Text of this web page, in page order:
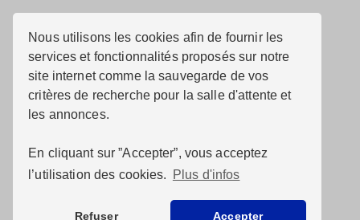
Nous utilisons les cookies afin de fournir les
services et fonctionnalités proposés sur notre
site internet comme la sauvegarde de vos
critères de recherche pour la salle d'attente et
les annonces.
En cliquant sur ”Accepter”, vous acceptez
l’utilisation des cookies.
Plus d'infos
Refuser Accepter
© Au chai de l’immobiler 2026 tous droits réservés —
Conception du site :